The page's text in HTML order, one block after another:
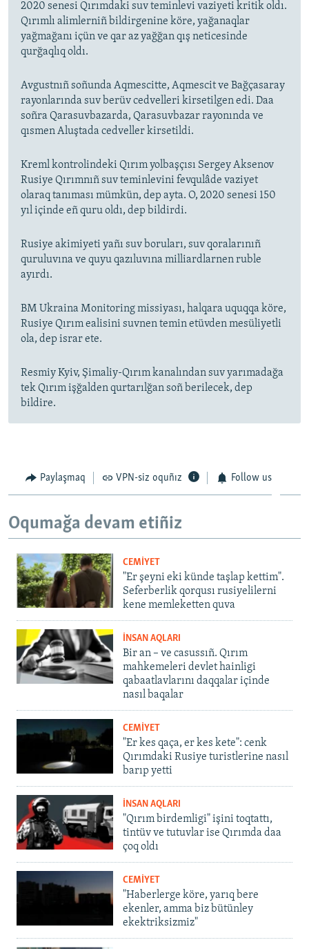
2020 senesi Qırımdaki suv teminlevi vaziyeti kritik oldı.
Qırımlı alimlerniñ bildirgenine köre, yağanaqlar
yağmağanı içün ve qar az yağğan qış neticesinde
qurğaqlıq oldı.
Avgustnıñ soñunda Aqmescitte, Aqmescit ve Bağçasaray
rayonlarında suv berüv cedvelleri kirsetilgen edi. Daa
soñra Qarasuvbazarda, Qarasuvbazar rayonında ve
qısmen Aluştada cedveller kirsetildi.
Kreml kontrolindeki Qırım yolbaşçısı Sergey Aksenov
Rusiye Qırımnıñ suv teminlevini fevqulâde vaziyet
olaraq tanıması mümkün, dep ayta. O, 2020 senesi 150
yıl içinde eñ quru oldı, dep bildirdi.
Rusiye akimiyeti yañı suv boruları, suv qoralarınıñ
quruluvına ve quyu qazıluvına milliardlarnen ruble
ayırdı.
BM Ukraina Monitoring missiyası, halqara uquqqa köre,
Rusiye Qırım ealisini suvnen temin etüvden mesüliyetli
ola, dep israr ete.
Resmiy Kyiv, Şimaliy-Qırım kanalından suv yarımadağa
tek Qırım işğalden qurtarılğan soñ berilecek, dep
bildire.
Paylaşmaq VPN-siz oquñız Follow us
Oqumağa devam etiñiz
CEMİYET
"Er şeyni eki künde taşlap kettim".
Seferberlik qorqusı rusiyelilerni
kene memleketten quva
İNSAN AQLARI
Bir an – ve casussıñ. Qırım
mahkemeleri devlet hainligi
qabaatlavlarını daqqalar içinde
nasıl baqalar
CEMİYET
"Er kes qaça, er kes kete": cenk
Qırımdaki Rusiye turistlerine nasıl
barıp yetti
İNSAN AQLARI
"Qırım birdemligi" işini toqtattı,
tintüv ve tutuvlar ise Qırımda daa
çoq oldı
CEMİYET
"Haberlerge köre, yarıq bere
ekenler, amma biz bütünley
ekektriksizmiz"